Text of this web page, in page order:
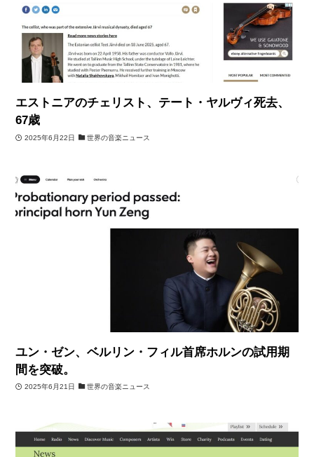
エストニアのチェリスト、テート・ヤルヴィ死去、
67歳
2025年6月22日 世界の音楽ニュース
ユン・ゼン、ベルリン・フィル首席ホルンの試用期
間を突破。
2025年6月21日 世界の音楽ニュース